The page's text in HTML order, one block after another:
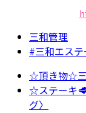
三和管理
#三和エステ
☆頂き物☆三
☆ステーキ
グ〉